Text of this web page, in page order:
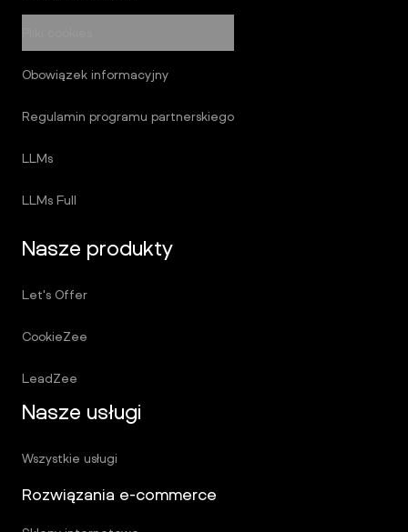
Obowiązek informacyjny
Regulamin programu partnerskiego
LLMs
LLMs Full
Nasze produkty
Let's Offer
CookieZee
LeadZee
Nasze usługi
Wszystkie usługi
Rozwiązania e-commerce